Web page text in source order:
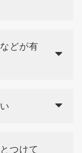
どが有
つけて